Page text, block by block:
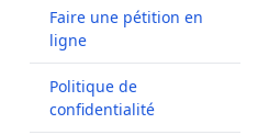
Faire une pétition en
ligne
Politique de
confidentialité